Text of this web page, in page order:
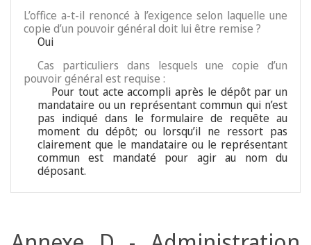
L’office a-t-il renoncé à l’exigence selon laquelle une
copie d’un pouvoir général doit lui être remise ?
Oui
Cas particuliers dans lesquels une copie d’un
pouvoir général est requise :
Pour tout acte accompli après le dépôt par un
mandataire ou un représentant commun qui n’est
pas indiqué dans le formulaire de requête au
moment du dépôt; ou lorsqu’il ne ressort pas
clairement que le mandataire ou le représentant
commun est mandaté pour agir au nom du
déposant.